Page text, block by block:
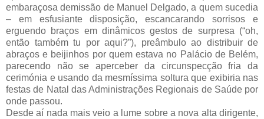
embaraçosa demissão de Manuel Delgado, a quem sucedia
– em esfusiante disposição, escancarando sorrisos e
erguendo braços em dinâmicos gestos de surpresa (“oh,
então também tu por aqui?”), preâmbulo ao distribuir de
abraços e beijinhos por quem estava no Palácio de Belém,
parecendo não se aperceber da circunspecção fria da
cerimónia e usando da mesmíssima soltura que exibiria nas
festas de Natal das Administrações Regionais de Saúde por
onde passou.
Desde aí nada mais veio a lume sobre a nova alta dirigente,